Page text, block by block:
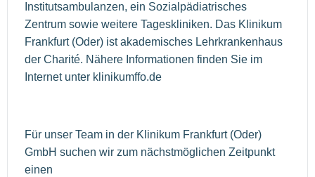
Institutsambulanzen, ein Sozialpädiatrisches
Zentrum sowie weitere Tageskliniken. Das Klinikum
Frankfurt (Oder) ist akademisches Lehrkrankenhaus
der Charité. Nähere Informationen finden Sie im
Internet unter klinikumffo.de
Für unser Team in der Klinikum Frankfurt (Oder)
GmbH suchen wir zum nächstmöglichen Zeitpunkt
einen